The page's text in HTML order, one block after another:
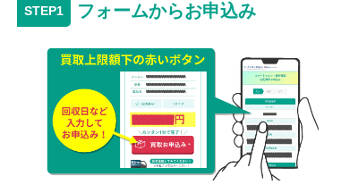
フォームからお申込み